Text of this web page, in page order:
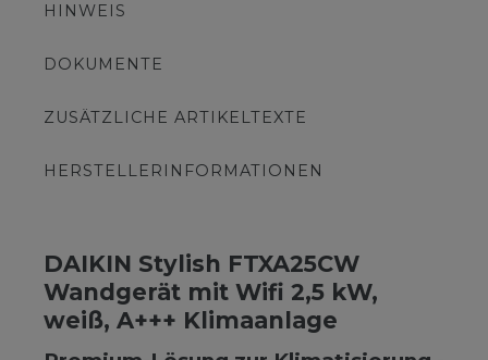
HINWEIS
DOKUMENTE
ZUSÄTZLICHE ARTIKELTEXTE
HERSTELLERINFORMATIONEN
DAIKIN Stylish FTXA25CW
Wandgerät mit Wifi 2,5 kW,
weiß, A+++ Klimaanlage